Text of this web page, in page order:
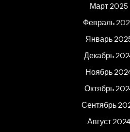
Март 2025
Февраль
Январь
Декабрь
Ноябрь
Октябрь
Сентябрь
Август 2024